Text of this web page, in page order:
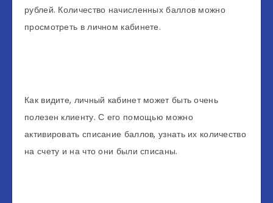
рублей. Количество начисленных баллов можно
просмотреть в личном кабинете.
Как видите, личный кабинет может быть очень
полезен клиенту. С его помощью можно
активировать списание баллов, узнать их количество
на счету и на что они были списаны.